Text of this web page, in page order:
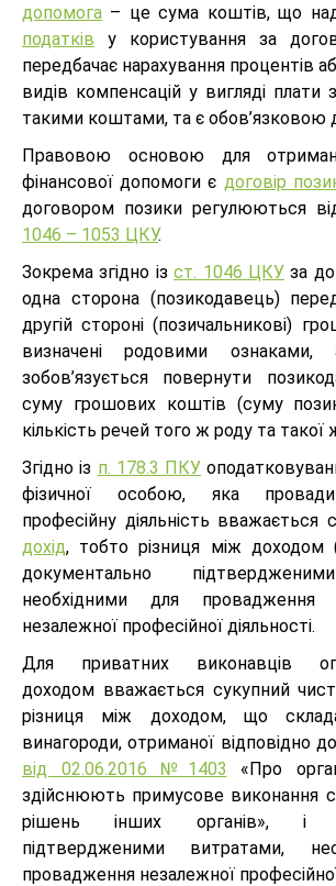
допомога – це сума коштів, що
податків у користування за
передбачає нарахування процентів
видів компенсацій у вигляді плати
такими коштами, та є обов’язковою
Правовою основою для
фінансової допомоги є договір
договором позики регулюються
1046 – 1053 ЦКУ.
Зокрема згідно ізст. 1046 ЦКУза
одна сторона (позикодавець)
другій стороні (позичальникові)
визначені родовими ознаками,
зобов’язується повернути
суму грошових коштів (суму
кількість речей того ж роду та такої
Згідно із п. 178.3 ПКУ
фізичної особою, яка
професійну діяльність вважається
дохід, тобто різниця між доходом
документально
необхідними для провадження
незалежної професійної діяльності.
Для приватних виконавців
доходом вважається сукупний
різниця між доходом, що
винагороди, отриманої відповідно до
від 02.06.2016 №1403 «Про
здійснюють примусове виконання
рішень інших органів», і
підтвердженими витратами,
провадження незалежної професійної